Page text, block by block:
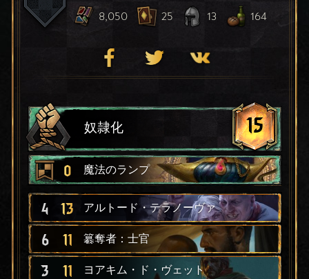
8,050 25 13 164
奴隷化 15
0 魔法のランプ
4 13 アルトード・テラノーヴァ
6 11 簒奪者：士官
3 11 ヨアキム・ド・ヴェット